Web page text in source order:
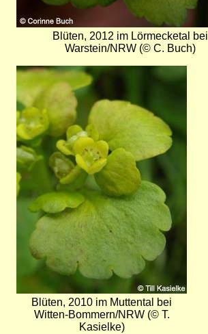
Blüten, 2012 im Lörmecketal bei
Warstein/NRW (© C. Buch)
Bild
Blüten, 2010 im Muttental bei
Witten-Bommern/NRW (© T.
Kasielke)